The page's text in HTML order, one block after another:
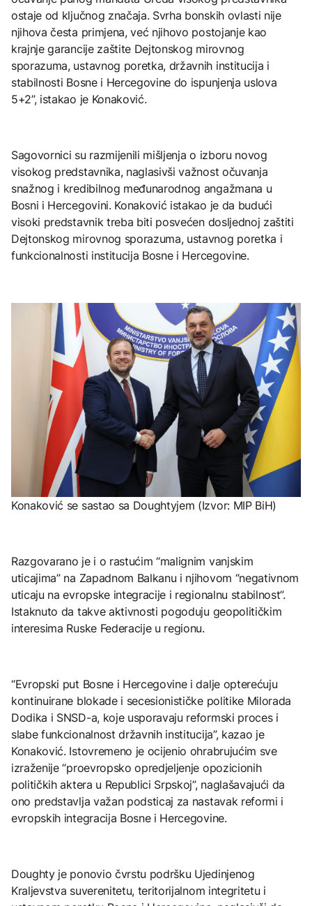
ostaje od ključnog značaja. Svrha bonskih ovlasti nije
njihova česta primjena, već njihovo postojanje kao
krajnje garancije zaštite Dejtonskog mirovnog
sporazuma, ustavnog poretka, državnih institucija i
stabilnosti Bosne i Hercegovine do ispunjenja uslova
5+2”, istakao je Konaković.
Sagovornici su razmijenili mišljenja o izboru novog
visokog predstavnika, naglasivši važnost očuvanja
snažnog i kredibilnog međunarodnog angažmana u
Bosni i Hercegovini. Konaković istakao je da budući
visoki predstavnik treba biti posvećen dosljednoj zaštiti
Dejtonskog mirovnog sporazuma, ustavnog poretka i
funkcionalnosti institucija Bosne i Hercegovine.
Konaković se sastao sa Doughtyjem (Izvor: MIP BiH)
Razgovarano je i o rastućim “malignim vanjskim
uticajima” na Zapadnom Balkanu i njihovom “negativnom
uticaju na evropske integracije i regionalnu stabilnost”.
Istaknuto da takve aktivnosti pogoduju geopolitičkim
interesima Ruske Federacije u regionu.
“Evropski put Bosne i Hercegovine i dalje opterećuju
kontinuirane blokade i secesionističke politike Milorada
Dodika i SNSD-a, koje usporavaju reformski proces i
slabe funkcionalnost državnih institucija”, kazao je
Konaković. Istovremeno je ocijenio ohrabrujućim sve
izraženije “proevropsko opredjeljenje opozicionih
političkih aktera u Republici Srpskoj”, naglašavajući da
ono predstavlja važan podsticaj za nastavak reformi i
evropskih integracija Bosne i Hercegovine.
Doughty je ponovio čvrstu podršku Ujedinjenog
Kraljevstva suverenitetu, teritorijalnom integritetu i